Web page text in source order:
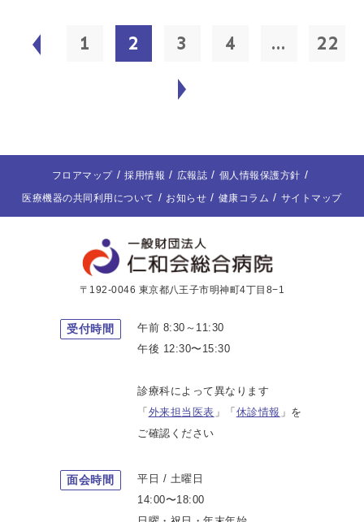
1 2 3 4 ... 22
フロアマップ 採用情報 広報誌
個人情報保護方針
医療機器の共同利用について
お知らせ 健康コラム サイトマップ
〒192-0046 東京都八王子市明神町4丁目8−1
受付時間
午前 8:30～11:30
午後 12:30〜15:30
診療科によって異なります
「 外来担当医表 」「 休診情報 」を
ご確認ください
面会時間
平日 / 土曜日
14:00〜18:00